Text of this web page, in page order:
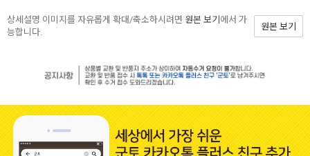
상세설명 이미지를 자유롭게 확대/축소하시려면 원본 보기 에서 가
능합니다.
원본 보기